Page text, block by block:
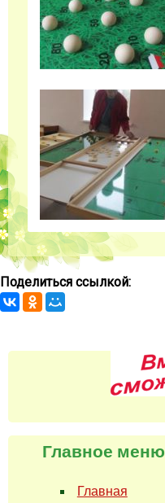
Поделиться ссылкой:
Главное меню
Главная